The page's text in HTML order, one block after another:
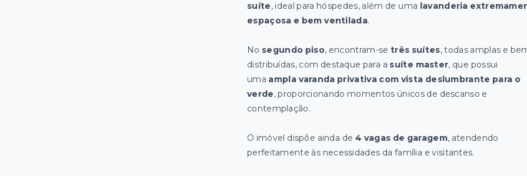
suíte, ideal para hóspedes, além de uma lavanderia
espaçosa e bem ventilada.
No segundo piso, encontram-setrês suítes, todas amplas e
distribuídas, com destaque para a suíte master, que possui
uma ampla varanda privativa com vista deslumbrante para o
verde, proporcionando momentos únicos de descanso e
contemplação.
O imóvel dispõe ainda de 4 vagas de garagem, atendendo
perfeitamente às necessidades da família e visitantes.